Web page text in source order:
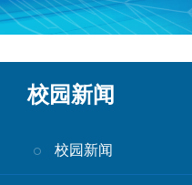
校园新闻
校园新闻